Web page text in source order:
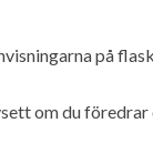
på
om du föredrar